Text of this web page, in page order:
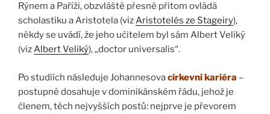
Rýnem a Paříži, obzvláště přesně přitom ovládá
scholastiku a Aristotela (vizAristotelés ze Stageiry),
někdy se uvádí, že jeho učitelem byl sám Albert Veliký
(vizAlbert Veliký), „doctor universalis“.
Po studiích následuje Johannesovacírkevní kariéra –
postupně dosahuje v dominikánském řádu, jehož je
členem, těch nejvyšších postů: nejprve je převorem